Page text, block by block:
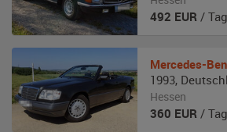
492 EUR / Tag
Mercedes-
1993,
Hessen
360 EUR / Tag